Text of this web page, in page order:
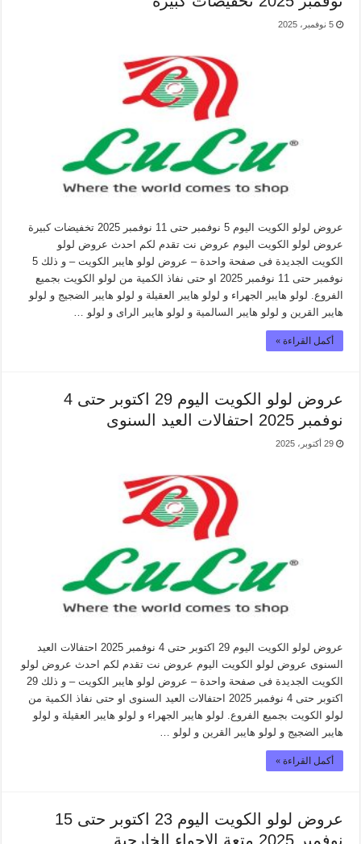
5 نوفمبر، 2025
عروض لولو الكويت اليوم 5 نوفمبر حتى 11 نوفمبر 2025 تخفيضات كبيرة
عروض لولو الكويت اليوم عروض نت تقدم لكم احدث عروض لولو
الكويت الجديدة فى صفحة واحدة – عروض لولو هايبر الكويت – و ذلك 5
نوفمبر حتى 11 نوفمبر 2025 او حتى نفاذ الكمية من لولو الكويت بجميع
الفروع. لولو هايبر الجهراء و لولو هايبر العقيلة و لولو هايبر الضجيج و لولو
هايبر القرين و لولو هايبر السالمية و لولو هايبر الراى و لولو …
أكمل القراءة »
عروض لولو الكويت اليوم 29 اكتوبر حتى 4
نوفمبر 2025 احتفالات العيد السنوى
29 أكتوبر، 2025
عروض لولو الكويت اليوم 29 اكتوبر حتى 4 نوفمبر 2025 احتفالات العيد
السنوى عروض لولو الكويت اليوم عروض نت تقدم لكم احدث عروض لولو
الكويت الجديدة فى صفحة واحدة – عروض لولو هايبر الكويت – و ذلك 29
اكتوبر حتى 4 نوفمبر 2025 احتفالات العيد السنوى او حتى نفاذ الكمية من
لولو الكويت بجميع الفروع. لولو هايبر الجهراء و لولو هايبر العقيلة و لولو
هايبر الضجيج و لولو هايبر القرين و لولو …
أكمل القراءة »
عروض لولو الكويت اليوم 23 اكتوبر حتى 15
نوفمبر 2025 متعة الاجواء الخارجية